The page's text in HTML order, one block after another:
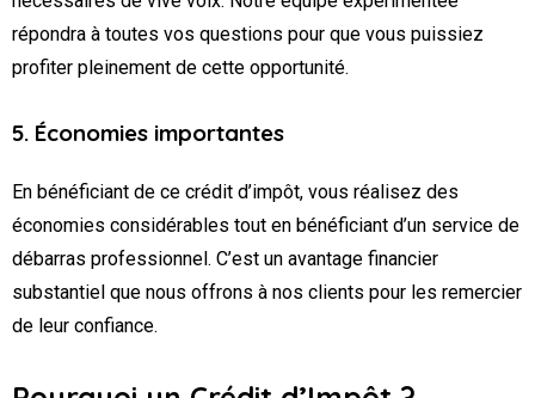
répondra à toutes vos questions pour que vous puissiez
profiter pleinement de cette opportunité.
5. Économies importantes
En bénéficiant de ce crédit d’impôt, vous réalisez des
économies considérables tout en bénéficiant d’un service de
débarras professionnel. C’est un avantage financier
substantiel que nous offrons à nos clients pour les remercier
de leur confiance.